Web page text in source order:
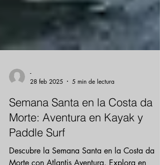
-
28 feb 2025
5 min de lectura
Semana Santa en la Costa da
Morte: Aventura en Kayak y